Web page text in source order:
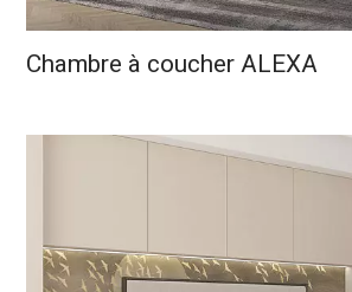
Chambre à coucher ALEXA